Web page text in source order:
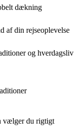
dækning
af din rejseoplevelse
og hverdagsliv
vælger du rigtigt